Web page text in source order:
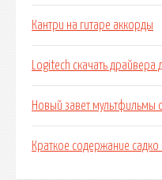
Кантри на гитаре аккорды
Logitech скачать драйвера
Новый завет мультфильмы
Краткое содержание садко